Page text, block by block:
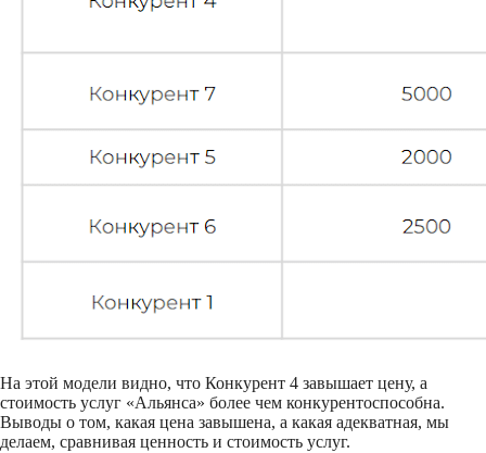
На этой модели видно, что Конкурент 4 завышает цену, а
стоимость услуг «Альянса» более чем конкурентоспособна.
Выводы о том, какая цена завышена, а какая адекватная, мы
делаем, сравнивая ценность и стоимость услуг.